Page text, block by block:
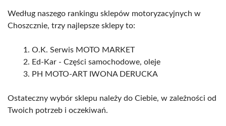
Według naszego rankingu sklepów motoryzacyjnych w
Choszcznie, trzy najlepsze sklepy to:
O.K. Serwis MOTO MARKET
Ed-Kar - Części samochodowe, oleje
PH MOTO-ART IWONA DERUCKA
Ostateczny wybór sklepu należy do Ciebie, w zależności od
Twoich potrzeb i oczekiwań.